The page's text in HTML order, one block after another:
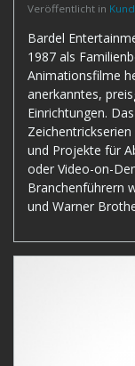
Veröffentlicht in
Bardel
1987 als
Animationsfilme
anerkanntes,
Einrichtungen.
und Projekte für
oder Video-on-
Branchenführern
und Warner